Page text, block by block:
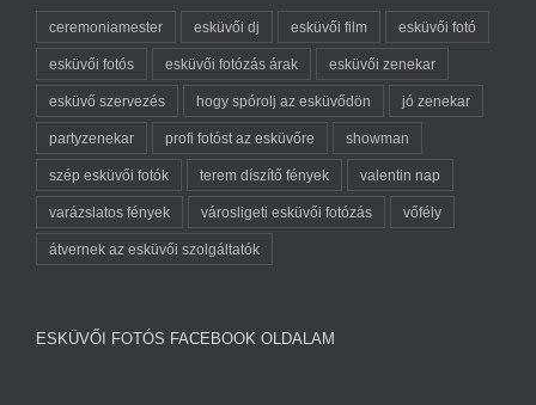
ceremoniamester esküvői dj esküvői film esküvői fotó
esküvői fotós esküvői fotózás árak esküvői zenekar
esküvő szervezés hogy spórolj az esküvődön jó zenekar
partyzenekar profi fotóst az esküvőre showman
szép esküvői fotók terem díszítő fények valentin nap
varázslatos fények városligeti esküvői fotózás vőfély
átvernek az esküvői szolgáltatók
ESKÜVŐI FOTÓS FACEBOOK OLDALAM